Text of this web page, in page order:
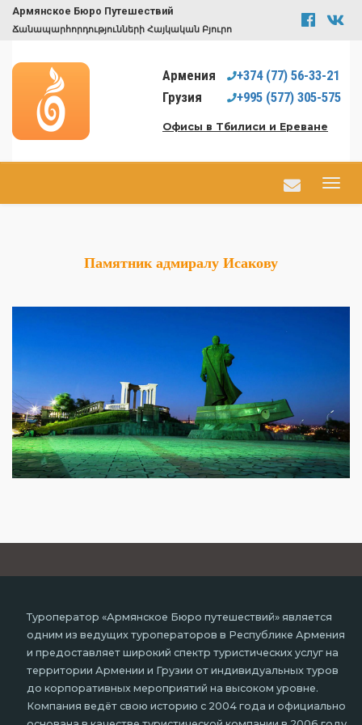
Армянское Бюро Путешествий
Ճանապարհորդությունների Հայկական Բյուրո
Армения +374 (77) 56-33-21
Грузия
+995 (577) 305-575
Офисы в Тбилиси и Ереване
Памятник адмиралу Исакову
Туроператор «Армянское Бюро путешествий» является
одним из ведущих туроператоров в Республике Армения
и предоставляет широкий спектр туристических услуг на
территории Армении и Грузии от индивидуальных туров
до корпоративных мероприятий на высоком уровне.
Компания ведёт свою историю с 2004 года и официально